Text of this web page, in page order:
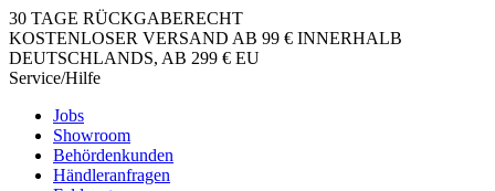
30 TAGE RÜCKGABERECHT
KOSTENLOSER VERSAND AB 99 € INNERHALB
DEUTSCHLANDS, AB 299 € EU
Service/Hilfe
Jobs
Showroom
Behördenkunden
Händleranfragen